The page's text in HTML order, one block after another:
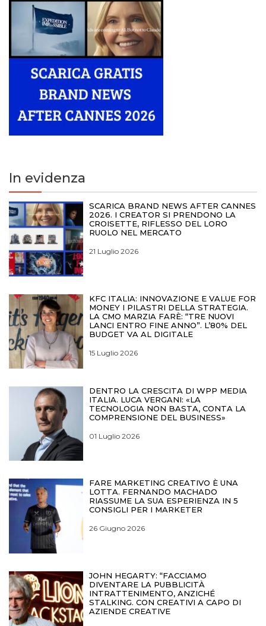
In evidenza
SCARICA BRAND NEWS AFTER CANNES
2026. I CREATOR SI PRENDONO LA
CROISETTE, RIFLESSO DEL LORO
RUOLO NEL MERCATO
21 Luglio 2026
KFC ITALIA: INNOVAZIONE E VALUE FOR
MONEY I PILASTRI DELLA STRATEGIA.
LA CMO MARZIA FARÈ: “TRE NUOVI
LANCI ENTRO FINE ANNO”. L’80% DEL
BUDGET VA AL DIGITALE
15 Luglio 2026
DENTRO LA CRESCITA DI WPP MEDIA
ITALIA. LUCA VERGANI: «LA
TECNOLOGIA NON BASTA, CONTA LA
COMPRENSIONE DEL BUSINESS»
01 Luglio 2026
FARE MARKETING CREATIVO È UNA
LOTTA. FERNANDO MACHADO
RIASSUME LA SUA ESPERIENZA IN 5
CONSIGLI PER I MARKETER
26 Giugno 2026
JOHN HEGARTY: “FACCIAMO
DIVENTARE LA PUBBLICITÀ
INTRATTENIMENTO, ANZICHÉ
STALKING. CON CREATIVI A CAPO DI
AZIENDE CREATIVE